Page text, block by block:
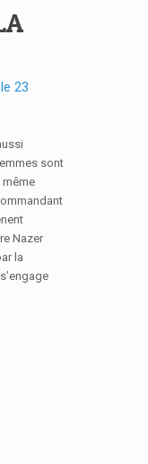
23
sont
même
Nazer
la